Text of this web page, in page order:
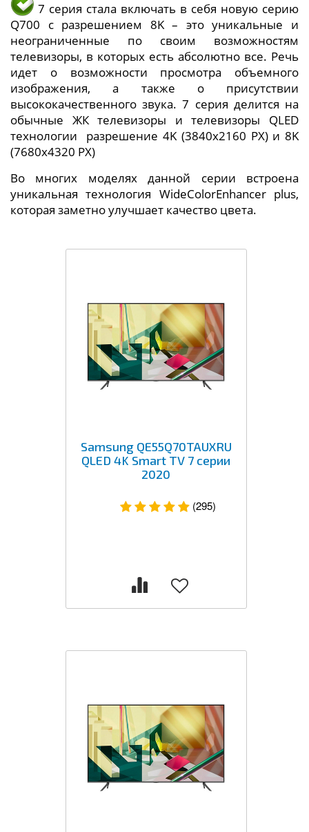
7 серия стала включать в себя новую серию
Q700 с разрешением 8K – это уникальные и
неограниченные по своим возможностям
телевизоры, в которых есть абсолютно все. Речь
идет о возможности просмотра объемного
изображения, а также о присутствии
высококачественного звука. 7 серия делится на
обычные ЖК телевизоры и телевизоры QLED
технологии разрешение 4K (3840x2160 PX) и 8K
(7680x4320 PX)
Во многих моделях данной серии встроена
уникальная технология WideColorEnhancer plus,
которая заметно улучшает качество цвета.
Samsung QE55Q70TAUXRU
QLED 4K Smart TV 7 серии
2020
(295)